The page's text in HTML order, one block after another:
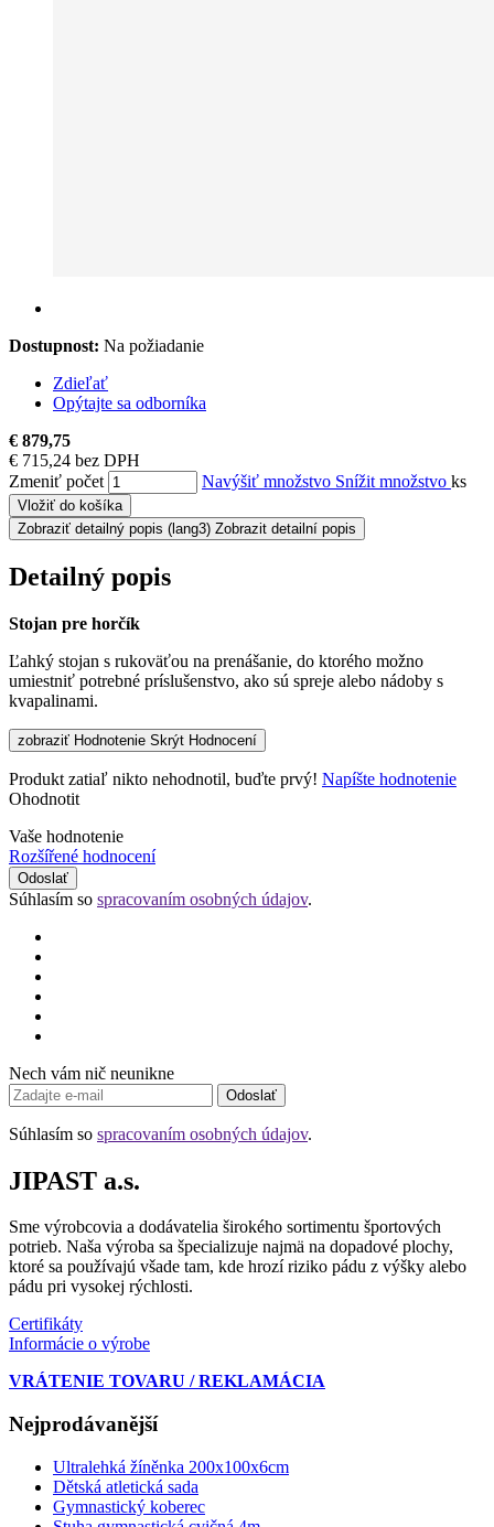
Dostupnost: Na požiadanie
Zdieľať
Opýtajte sa odborníka
€ 879,75
€ 715,24 bez DPH
Zmeniť počet
Navýšiť množstvo Snížit množstvo ks
Vložiť do košíka
Zobraziť detailný popis (lang3) Zobrazit detailní popis
Detailný popis
Stojan pre horčík
Ľahký stojan s rukoväťou na prenášanie, do ktorého možno
umiestniť potrebné príslušenstvo, ako sú spreje alebo nádoby s
kvapalinami.
zobraziť Hodnotenie Skrýt Hodnocení
Produkt zatiaľ nikto nehodnotil, buďte prvý! Napíšte hodnotenie
Ohodnotit
Vaše hodnotenie
Rozšířené hodnocení
Odoslať
Súhlasím so spracovaním osobných údajov.
Nech vám nič neunikne
Odoslať
Súhlasím so spracovaním osobných údajov.
JIPAST a.s.
Sme výrobcovia a dodávatelia širokého sortimentu športových
potrieb. Naša výroba sa špecializuje najmä na dopadové plochy,
ktoré sa používajú všade tam, kde hrozí riziko pádu z výšky alebo
pádu pri vysokej rýchlosti.
Certifikáty
Informácie o výrobe
VRÁTENIE TOVARU / REKLAMÁCIA
Nejprodávanější
Ultralehká žíněnka 200x100x6cm
Dětská atletická sada
Gymnastický koberec